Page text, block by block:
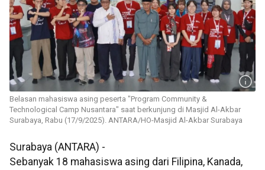
Belasan mahasiswa asing peserta "Program Community &
Technological Camp Nusantara" saat berkunjung di Masjid Al-Akbar
Surabaya, Rabu (17/9/2025). ANTARA/HO-Masjid Al-Akbar Surabaya
Surabaya (ANTARA) -
Sebanyak 18 mahasiswa asing dari Filipina, Kanada,